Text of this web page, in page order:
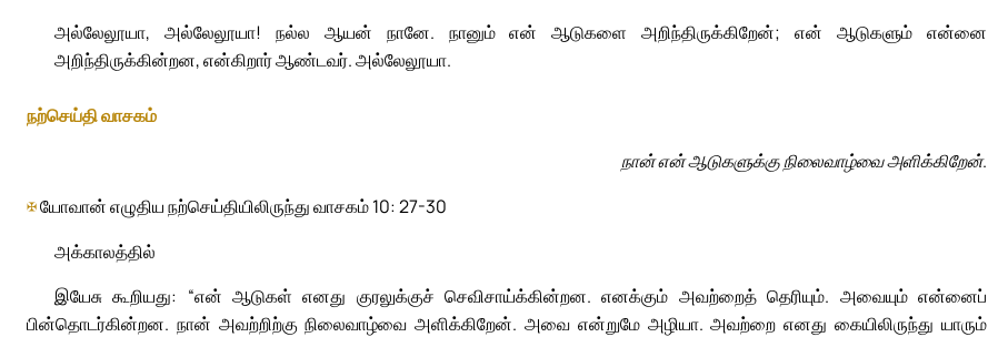
அல்லேலூயா, அல்லேலூயா! நல்ல ஆயன் நானே. நானும் என் ஆடுகளை அறிந்திருக்கிறேன்; என் ஆடுகளும் என்னை
அறிந்திருக்கின்றன, என்கிறார் ஆண்டவர். அல்லேலூயா.
நற்செய்தி வாசகம்
நான் என் ஆடுகளுக்கு நிலைவாழ்வை அளிக்கிறேன்.
✠யோவான் எழுதிய நற்செய்தியிலிருந்து வாசகம் 10: 27-30
அக்காலத்தில்
இயேசு கூறியது: “என் ஆடுகள் எனது குரலுக்குச் செவிசாய்க்கின்றன. எனக்கும் அவற்றைத் தெரியும். அவையும் என்னைப்
பின்தொடர்கின்றன. நான் அவற்றிற்கு நிலைவாழ்வை அளிக்கிறேன். அவை என்றுமே அழியா. அவற்றை எனது கையிலிருந்து யாரும்